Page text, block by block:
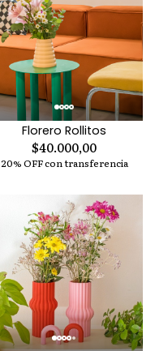
Florero Rollitos
$40.000,00
20% OFF con transferencia